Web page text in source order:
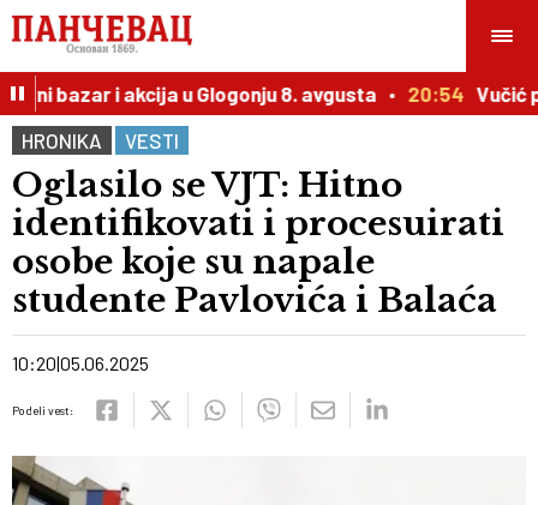
bazar i akcija u Glogonju 8. avgusta 20:54 Vučić
HRONIKA
VESTI
Oglasilo se VJT: Hitno
identifikovati i procesuirati
osobe koje su napale
studente Pavlovića i Balaća
10:20 05.06.2025
Podeli vest: